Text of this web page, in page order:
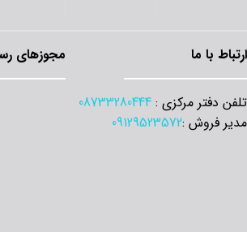
با ما
دفتر مرکزی :08733280444
فروش :09129523572
مجوزهای رسمی